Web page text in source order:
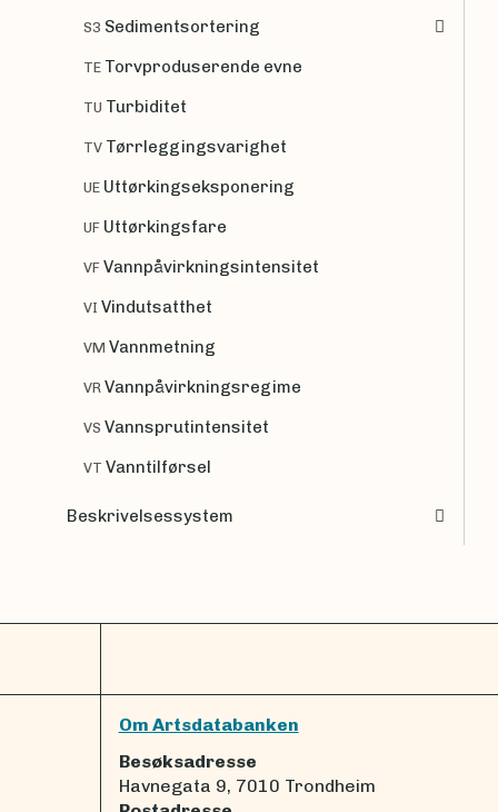
S3 Sedimentsortering
TE Torvproduserende evne
TU Turbiditet
TV Tørrleggingsvarighet
UE Uttørkingseksponering
UF Uttørkingsfare
VF Vannpåvirkningsintensitet
VI Vindutsatthet
VM Vannmetning
VR Vannpåvirkningsregime
VS Vannsprutintensitet
VT Vanntilførsel
Beskrivelsessystem
Om Artsdatabanken
Besøksadresse
Havnegata 9, 7010 Trondheim